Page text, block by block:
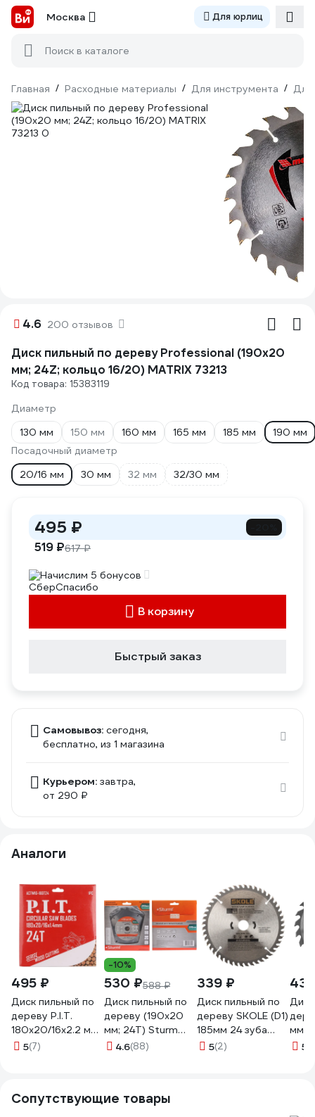
Москва Для юрлиц
Поиск в каталоге
Главная / Расходные материалы / Для инструмента / Для
4.6 200 отзывов
Диск пильный по дереву Professional (190x20
мм; 24Z; кольцо 16/20) MATRIX 73213
Код товара: 15383119
Диаметр
130 мм
150 мм 160 мм 165 мм 185 мм
190 мм
Посадочный диаметр
20/16 мм
30 мм 32 мм 32/30 мм
495 ₽
519 ₽617 ₽
Начислим 5 бонусов
В корзину
Быстрый заказ
Самовывоз: сегодня,
бесплатно, из 1 магазина
Курьером: завтра,
от 290 ₽
Аналоги
495 ₽
Диск пильный по
дереву P.I.T.
180x20/16x2.2 мм
24T, тип зуба ATB
5(7)
-10%
530 ₽588 ₽
Диск пильный по
дереву (190х20
мм; 24T) Sturm
9020-190-20-
4.6(88)
339 ₽
Диск пильный по
дереву SKOLE (D1)
185мм 24 зуба
20мм посадочное
5(2)
мм,
5
Сопутствующие товары